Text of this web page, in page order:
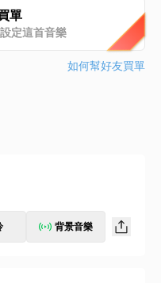
單
定這首音樂
如何幫好友買單
背景音樂